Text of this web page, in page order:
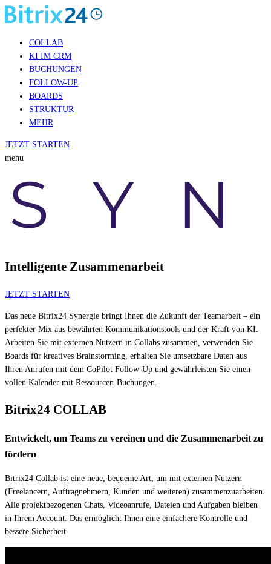
COLLAB
KI IM CRM
BUCHUNGEN
FOLLOW-UP
BOARDS
STRUKTUR
MEHR
JETZT STARTEN
menu
Intelligente Zusammenarbeit
JETZT STARTEN
Das neue Bitrix24 Synergie bringt Ihnen die Zukunft der Teamarbeit – ein
perfekter Mix aus bewährten Kommunikationstools und der Kraft von KI.
Arbeiten Sie mit externen Nutzern in Collabs zusammen, verwenden Sie
Boards für kreatives Brainstorming, erhalten Sie umsetzbare Daten aus
Ihren Anrufen mit dem CoPilot Follow-Up und gewährleisten Sie einen
vollen Kalender mit Ressourcen-Buchungen.
Bitrix24 COLLAB
Entwickelt, um Teams zu vereinen und die Zusammenarbeit zu
fördern
Bitrix24 Collab ist eine neue, bequeme Art, um mit externen Nutzern
(Freelancern, Auftragnehmern, Kunden und weiteren) zusammenzuarbeiten.
Alle projektbezogenen Chats, Videoanrufe, Dateien und Aufgaben bleiben
in Ihrem Account. Das ermöglicht Ihnen eine einfachere Kontrolle und
bessere Sicherheit.